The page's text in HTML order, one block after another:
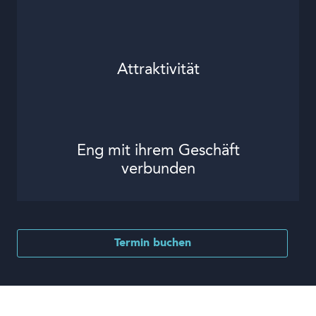
Attraktivität
Eng mit ihrem Geschäft
verbunden
Termin buchen